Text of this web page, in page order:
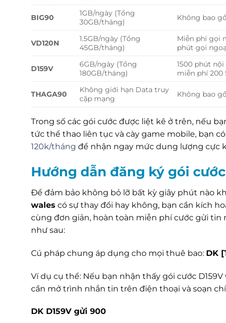
BIG90
1GB/ngày (Tổng
30GB/tháng)
Không bao
VD120N
1.5GB/ngày (Tổng
45GB/tháng)
Miễn phí gọi
phút gọi
D159V
6GB/ngày (Tổng
180GB/tháng)
1500 phút
miễn phí 200
THAGA90
Không giới hạn Data truy
cập mạng
Không bao
Trong số các gói cước được liệt kê ở trên, nếu
tức thể thao liên tục và cày game mobile, bạn
120k/tháng để nhận ngay mức dung lượng cực
Hướng dẫn đăng ký gói
Để đảm bảo không bỏ lỡ bất kỳ giây phút nào
wales có sự thay đổi hay không, bạn cần kích
cùng đơn giản, hoàn toàn miễn phí cước gửi tin
như sau:
Cú pháp chung áp dụng cho mọi thuê bao: DK
Ví dụ cụ thể: Nếu bạn nhận thấy gói cước
cần mở trình nhắn tin trên điện thoại và soạn
DK D159V gửi 900